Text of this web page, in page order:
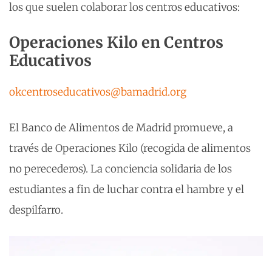
los que suelen colaborar los centros educativos:
Operaciones Kilo en Centros
Educativos
okcentroseducativos@bamadrid.org
El Banco de Alimentos de Madrid promueve, a
través de Operaciones Kilo (recogida de alimentos
no perecederos). La conciencia solidaria de los
estudiantes a fin de luchar contra el hambre y el
despilfarro.